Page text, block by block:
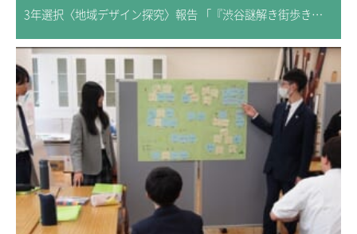
いじめ防止対策
ENGLISHページ
個人情報保護への取り組み
採用情報
地の塩、世の光（スクールモットー）
3年選択〈地域デザイン探究〉報告 「『渋谷謎解き街歩き』研究 ―渋谷の“魅力”を発信する仕掛けー」